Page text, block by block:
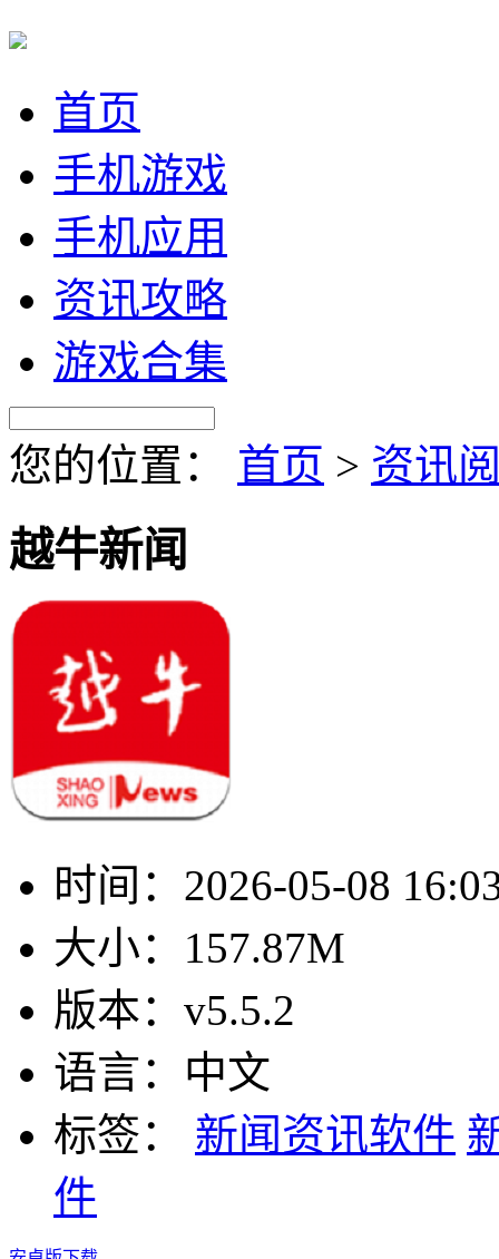
首页
手机游戏
手机应用
资讯攻略
游戏合集
您的位置： 首页 > 资讯
越牛新闻
时间： 2026-05-08
大小： 157.87M
版本： v5.5.2
语言： 中文
标签：
新闻资讯软件
件